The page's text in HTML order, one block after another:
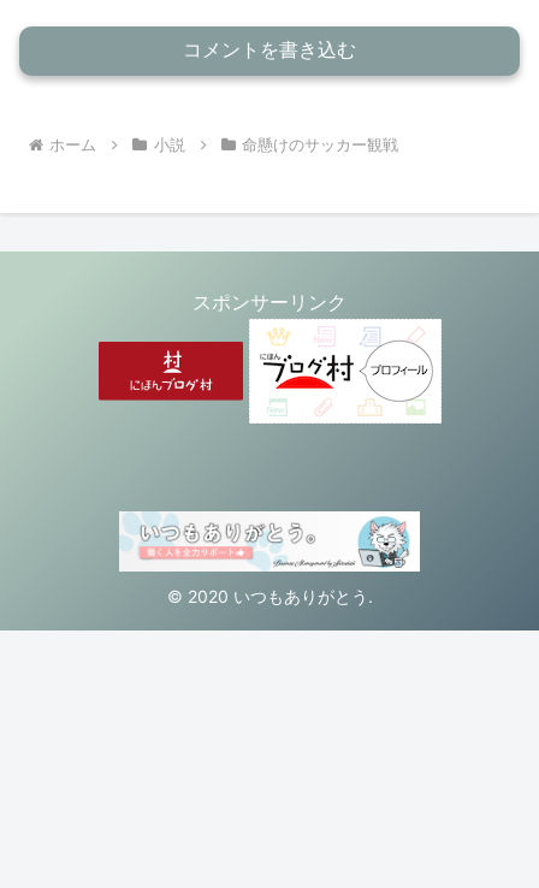
コメントを書き込む
ホーム 小説 命懸けのサッカー観戦
スポンサーリンク
© 2020 いつもありがとう.